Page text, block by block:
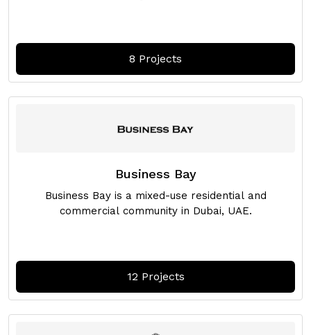
8 Projects
Business Bay
Business Bay is a mixed-use residential and
commercial community in Dubai, UAE.
12 Projects